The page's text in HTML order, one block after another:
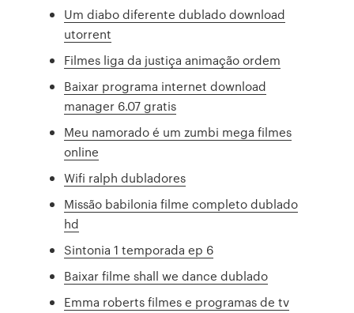
Um diabo diferente dublado download
utorrent
Filmes liga da justiça animação ordem
Baixar programa internet download
manager 6.07 gratis
Meu namorado é um zumbi mega filmes
online
Wifi ralph dubladores
Missão babilonia filme completo dublado
hd
Sintonia 1 temporada ep 6
Baixar filme shall we dance dublado
Emma roberts filmes e programas de tv